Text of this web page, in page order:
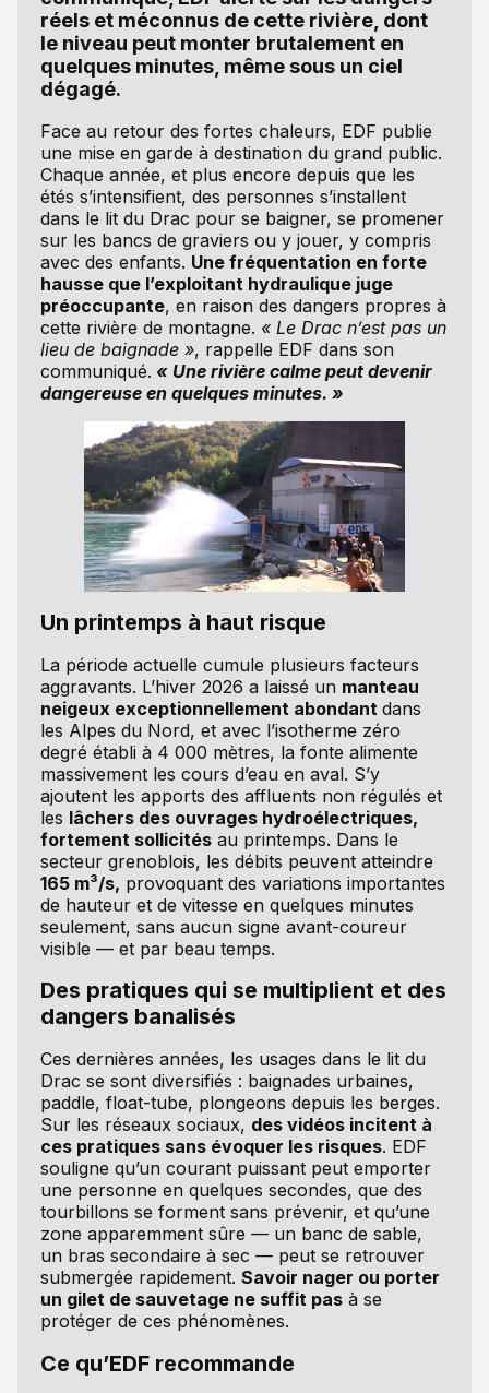
réels et méconnus de cette rivière, dont
le niveau peut monter brutalement en
quelques minutes, même sous un ciel
dégagé.
Face au retour des fortes chaleurs, EDF publie
une mise en garde à destination du grand public.
Chaque année, et plus encore depuis que les
étés s’intensifient, des personnes s’installent
dans le lit du Drac pour se baigner, se promener
sur les bancs de graviers ou y jouer, y compris
avec des enfants. Une fréquentation en forte
hausse que l’exploitant hydraulique juge
préoccupante, en raison des dangers propres à
cette rivière de montagne. « Le Drac n’est pas un
lieu de baignade », rappelle EDF dans son
communiqué. « Une rivière calme peut devenir
dangereuse en quelques minutes. »
Un printemps à haut risque
La période actuelle cumule plusieurs facteurs
aggravants. L’hiver 2026 a laissé un manteau
neigeux exceptionnellement abondant dans
les Alpes du Nord, et avec l’isotherme zéro
degré établi à 4 000 mètres, la fonte alimente
massivement les cours d’eau en aval. S’y
ajoutent les apports des affluents non régulés et
les lâchers des ouvrages hydroélectriques,
fortement sollicitésau printemps. Dans le
secteur grenoblois, les débits peuvent atteindre
165 m³/s, provoquant des variations importantes
de hauteur et de vitesse en quelques minutes
seulement, sans aucun signe avant-coureur
visible — et par beau temps.
Des pratiques qui se multiplient et des
dangers banalisés
Ces dernières années, les usages dans le lit du
Drac se sont diversifiés : baignades urbaines,
paddle, float-tube, plongeons depuis les berges.
Sur les réseaux sociaux, des vidéos incitent à
ces pratiques sans évoquer les risques. EDF
souligne qu’un courant puissant peut emporter
une personne en quelques secondes, que des
tourbillons se forment sans prévenir, et qu’une
zone apparemment sûre — un banc de sable,
un bras secondaire à sec — peut se retrouver
submergée rapidement. Savoir nager ou porter
un gilet de sauvetage ne suffit pasà se
protéger de ces phénomènes.
Ce qu’EDF recommande